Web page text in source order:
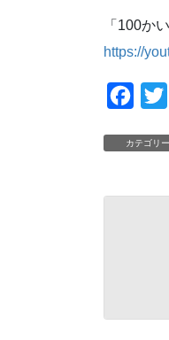
「100か
https://
c
カテゴリー